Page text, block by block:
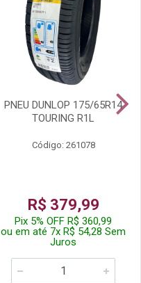
PNEU DUNLOP 175/65R14
TOURING R1L
Código: 261078
R$ 379,99
Pix 5% OFF R$ 360,99
ou em até 7x R$ 54,28 Sem
Juros